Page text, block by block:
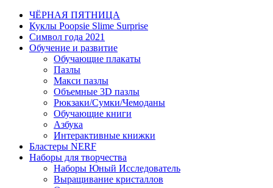
ЧЁРНАЯ ПЯТНИЦА
Куклы Poopsie Slime Surprise
Символ года 2021
Обучение и развитие
Обучающие плакаты
Пазлы
Макси пазлы
Объемные 3D пазлы
Рюкзаки/Сумки/Чемоданы
Обучающие книги
Азбука
Интерактивные книжки
Бластеры NERF
Наборы для творчества
Наборы Юный Исследователь
Выращивание кристаллов